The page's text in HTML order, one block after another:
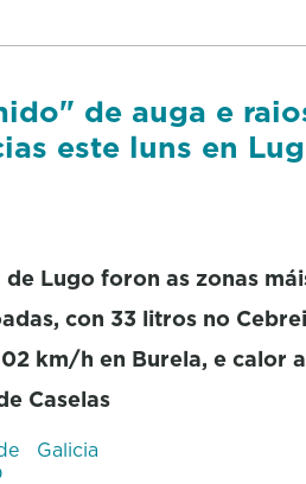
de auga e
este luns en
Lugo foron as zonas
con 33 litros no
km/h en Burela, e calor
Caselas
Galicia